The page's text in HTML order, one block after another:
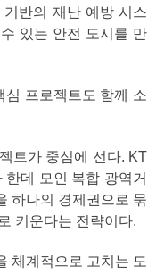
반의 재난 예방 시스
있는 안전 도시를 만
심 프로젝트도 함께 소
트가 중심에 선다. KT
데 모인 복합 광역거
하나의 경제권으로 묶
키운다는 전략이다.
체계적으로 고치는 도